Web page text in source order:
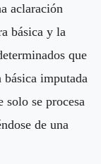
aclaración
básica y la
que
imputada
solo se procesa
de una